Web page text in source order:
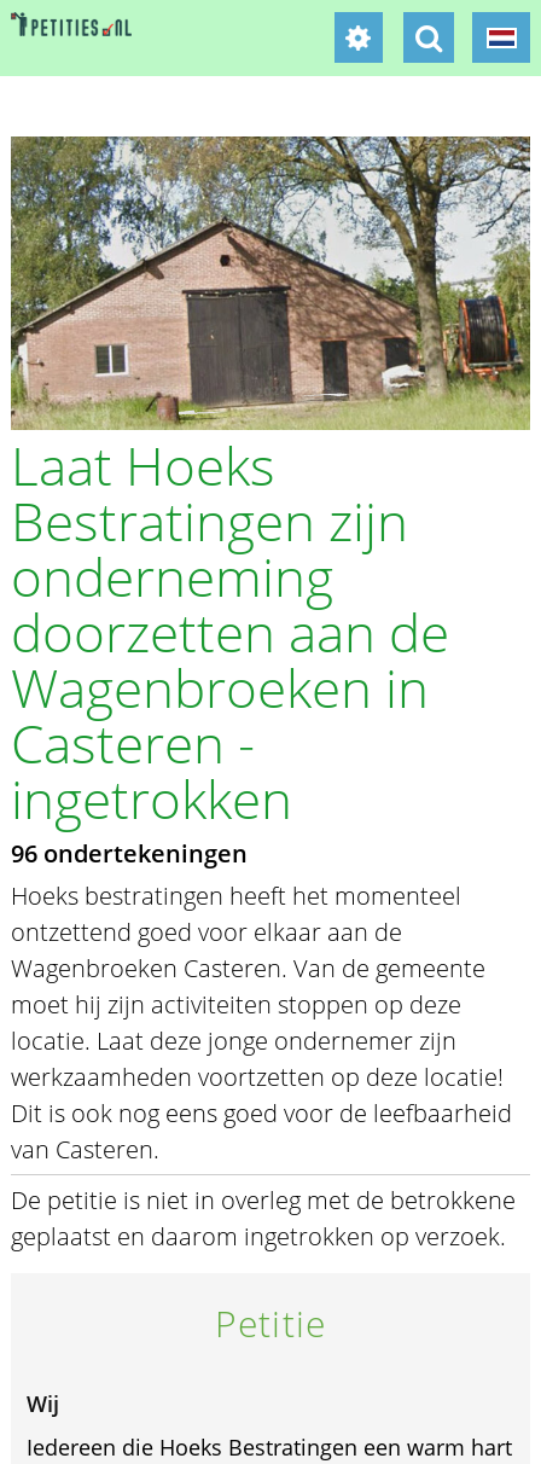
Laat Hoeks
Bestratingen zijn
onderneming
doorzetten aan de
Wagenbroeken in
Casteren -
ingetrokken
96 ondertekeningen
Hoeks bestratingen heeft het momenteel
ontzettend goed voor elkaar aan de
Wagenbroeken Casteren. Van de gemeente
moet hij zijn activiteiten stoppen op deze
locatie. Laat deze jonge ondernemer zijn
werkzaamheden voortzetten op deze locatie!
Dit is ook nog eens goed voor de leefbaarheid
van Casteren.
De petitie is niet in overleg met de betrokkene
geplaatst en daarom ingetrokken op verzoek.
Petitie
Wij
Iedereen die Hoeks Bestratingen een warm hart